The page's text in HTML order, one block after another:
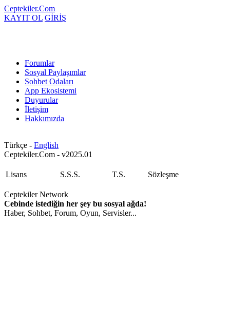
Ceptekiler.Com
KAYIT OL GİRİŞ
Forumlar
Sosyal Paylaşımlar
Sohbet Odaları
App Ekosistemi
Duyurular
İletişim
Hakkımızda
Türkçe - English
Ceptekiler.Com - v2025.01
Lisans S.S.S. T.S. Sözleşme
Ceptekiler Network
Cebinde istediğin her şey bu sosyal ağda!
Haber, Sohbet, Forum, Oyun, Servisler...